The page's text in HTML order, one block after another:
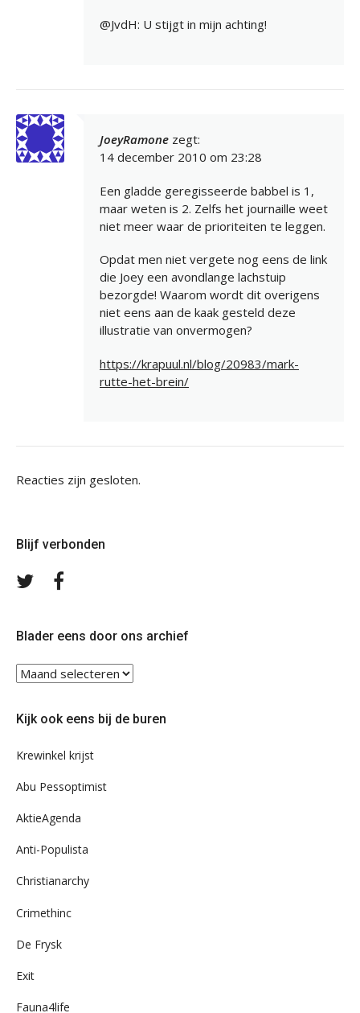
@JvdH: U stijgt in mijn achting!
JoeyRamone zegt:
14 december 2010 om 23:28
Een gladde geregisseerde babbel is 1,
maar weten is 2. Zelfs het journaille weet
niet meer waar de prioriteiten te leggen.
Opdat men niet vergete nog eens de link
die Joey een avondlange lachstuip
bezorgde! Waarom wordt dit overigens
niet eens aan de kaak gesteld deze
illustratie van onvermogen?
https://krapuul.nl/blog/20983/mark-
rutte-het-brein/
Reacties zijn gesloten.
Blijf verbonden
Volg
Blader eens door ons archief
Blader
eens
ons
Kijk ook eens bij de buren
Krewinkel krijst
Abu Pessoptimist
AktieAgenda
Anti-Populista
Christianarchy
Crimethinc
De Frysk
Exit
Fauna4life